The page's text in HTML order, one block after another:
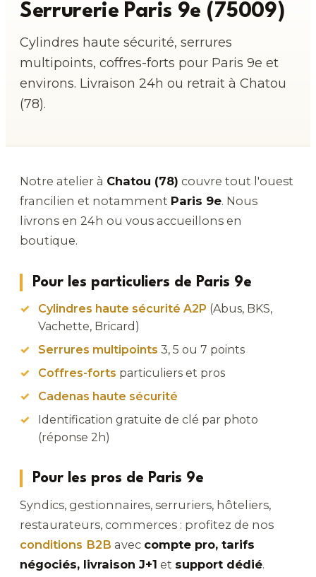
Serrurerie Paris 9e (75009)
Cylindres haute sécurité, serrures
multipoints, coffres-forts pour Paris 9e et
environs. Livraison 24h ou retrait à Chatou
(78).
Notre atelier à Chatou (78) couvre tout l'ouest
francilien et notamment Paris 9e. Nous
livrons en 24h ou vous accueillons en
boutique.
Pour les particuliers de Paris 9e
Cylindres haute sécurité A2P (Abus, BKS,
Vachette, Bricard)
Serrures multipoints 3, 5 ou 7 points
Coffres-forts particuliers et pros
Cadenas haute sécurité
Identification gratuite de clé par photo
(réponse 2h)
Pour les pros de Paris 9e
Syndics, gestionnaires, serruriers, hôteliers,
restaurateurs, commerces : profitez de nos
conditions B2B avec compte pro, tarifs
négociés, livraison J+1 et support dédié.